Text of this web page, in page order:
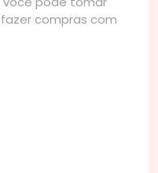
compras com